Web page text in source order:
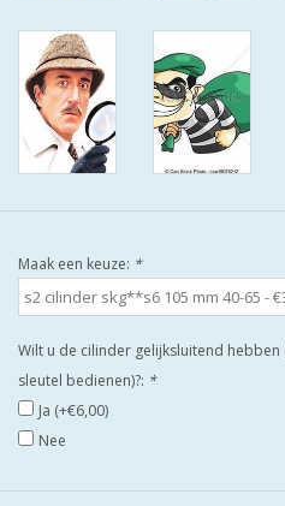
BOLD ELECTRONISCHE
CILINDERS OPEN JE SLOT MET
TELEFOON OF CLICKER WIFI
AFSTAND.
DEURSCHILDEN VOOR
BUITEN
waakborden
Maak een keuze: *
Wilt u de cilinder gelijksluitend
sleutel bedienen)?: *
Ja (+€6,00)
Nee